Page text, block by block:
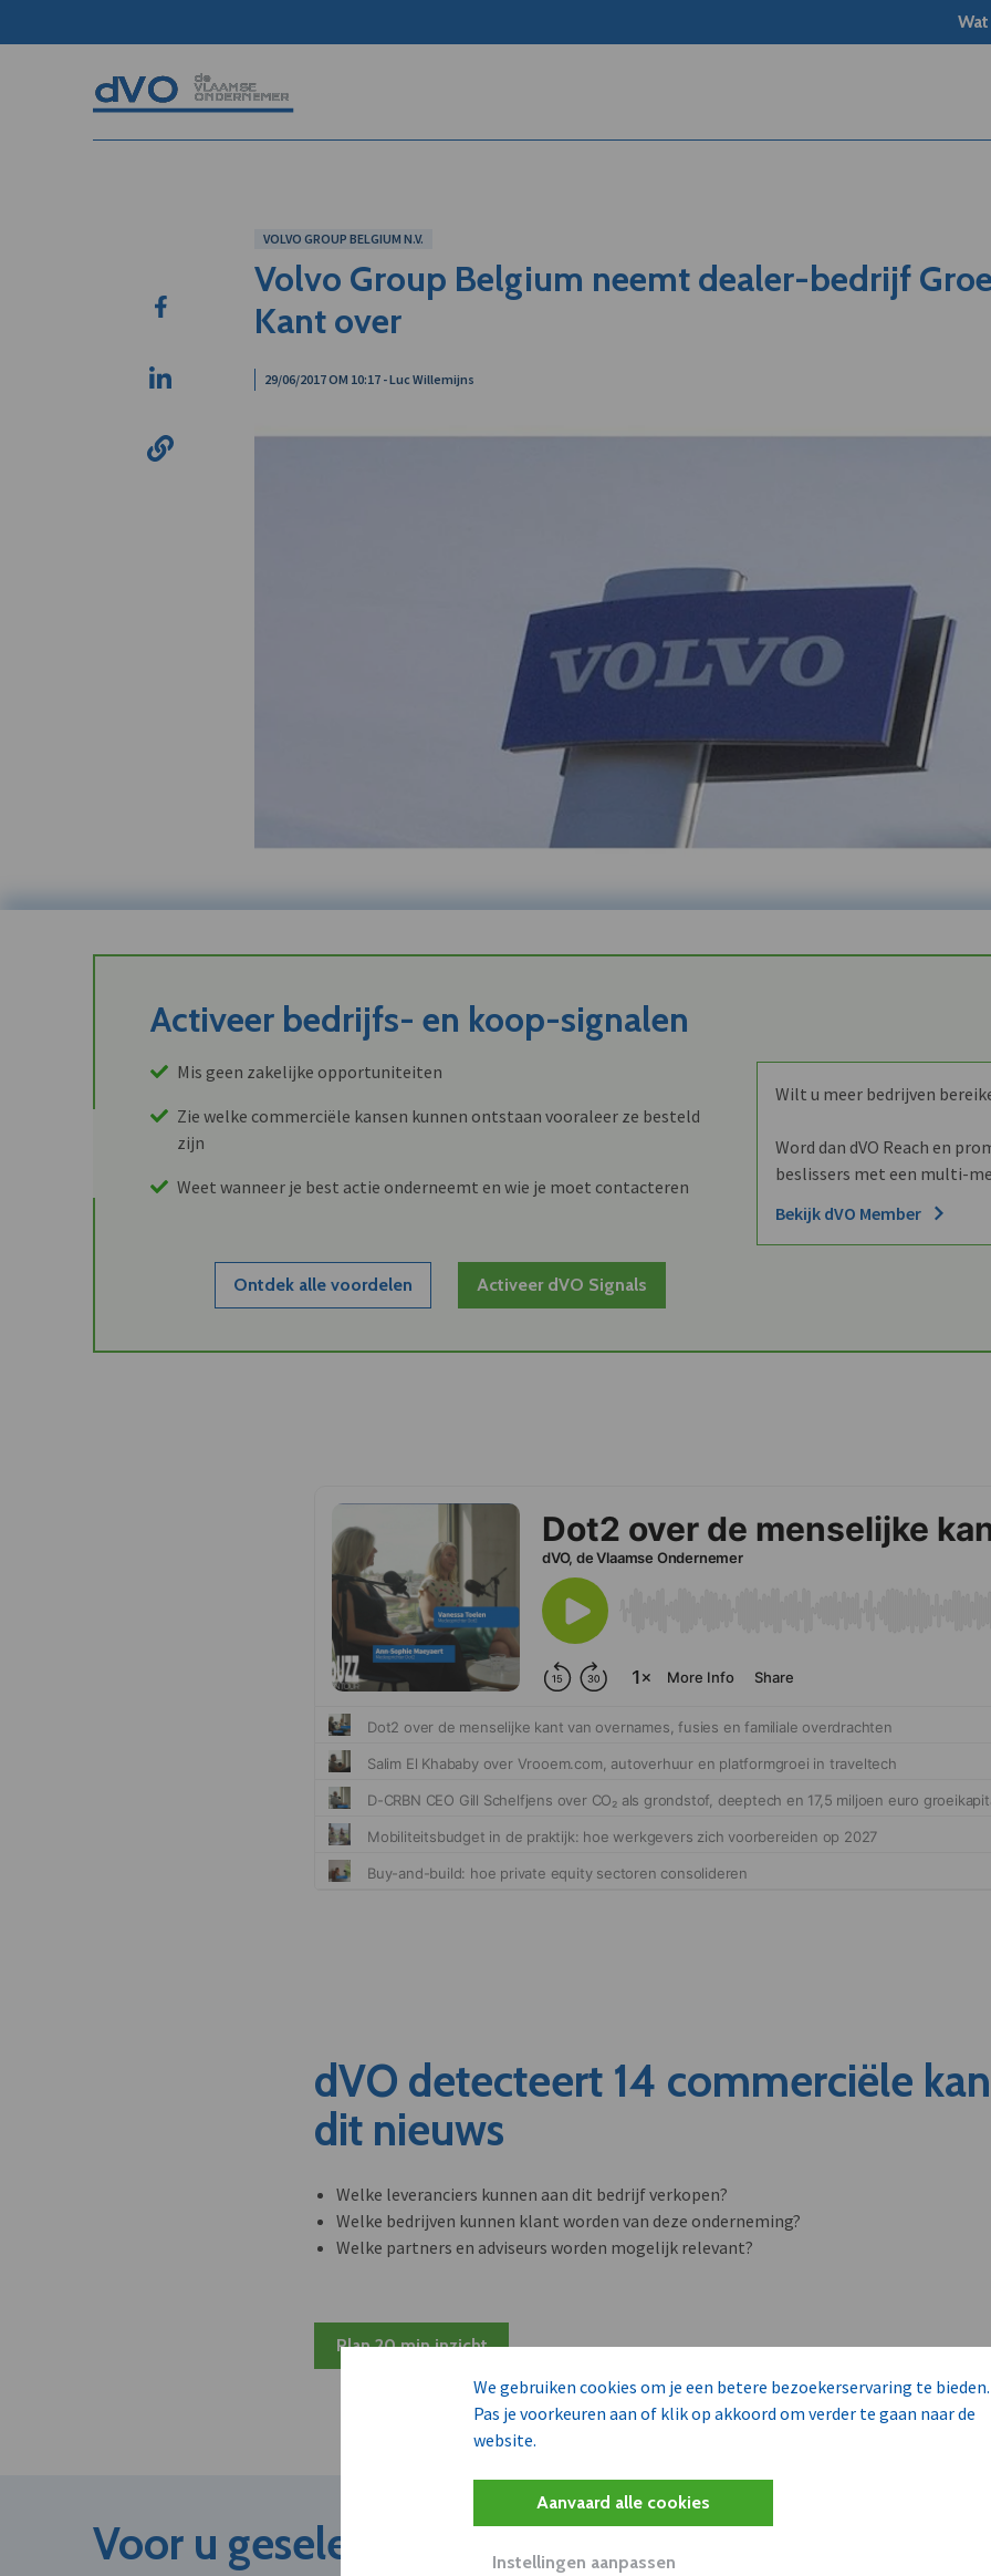
We gebruiken cookies om je een betere bezoekerservaring te bieden.
Pas je voorkeuren aan of klik op akkoord om verder te gaan naar de
website.
Aanvaard alle cookies
Instellingen aanpassen
VOLVO GROUP BELGIUM N.V.
Volvo Group Belgium neemt dealer-bedrijf
Kant over
29/06/2017 OM 10:17 - Luc Willemijns
Activeer bedrijfs- en koop-signalen
Mis geen zakelijke opportuniteiten
Zie welke commerciële kansen kunnen ontstaan vooraleer ze besteld
zijn
Weet wanneer je best actie onderneemt en wie je moet contacteren
Ontdek alle voordelen Activeer dVO Signals
Wilt u meer bedrijven
Word dan dVO Reach en
beslissers met een multi-
Bekijk dVO Member
dVO detecteert 14 commerciële
dit nieuws
Welke leveranciers kunnen aan dit bedrijf verkopen?
Welke bedrijven kunnen klant worden van deze onderneming?
Welke partners en adviseurs worden mogelijk relevant?
Plan 20 min inzicht
Voor u geselecteerd